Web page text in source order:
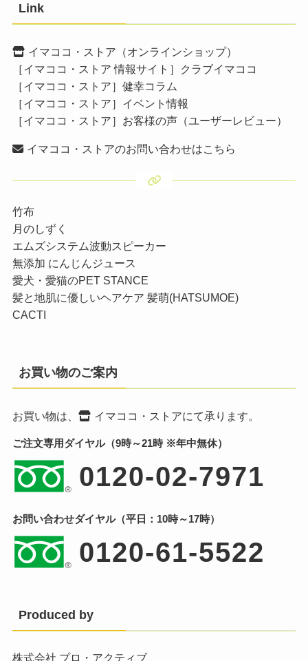
Link
イマココ・ストア（オンラインショップ）
［イマココ・ストア 情報サイト］クラブイマココ
［イマココ・ストア］健幸コラム
［イマココ・ストア］イベント情報
［イマココ・ストア］お客様の声（ユーザーレビュー）
イマココ・ストアのお問い合わせはこちら
竹布
月のしずく
エムズシステム波動スピーカー
無添加 にんじんジュース
愛犬・愛猫のPET STANCE
髪と地肌に優しいヘアケア 髪萌(HATSUMOE)
CACTI
お買い物のご案内
お買い物は、 イマココ・ストアにて承ります。
ご注文専用ダイヤル（9時～21時 ※年中無休）
0120-02-7971
お問い合わせダイヤル（平日：10時～17時）
0120-61-5522
Produced by
株式会社 プロ・アクティブ